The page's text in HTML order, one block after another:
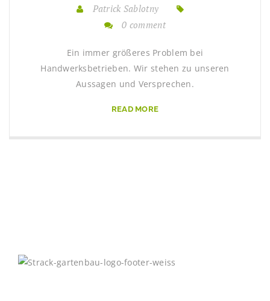
Patrick Sablotny
0 comment
Ein immer größeres Problem bei
Handwerksbetrieben. Wir stehen zu unseren
Aussagen und Versprechen.
READ MORE